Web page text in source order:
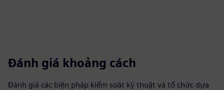
Đánh giá khoảng cách
Đánh giá các biện pháp kiểm soát kỹ thuật và tổ chức dựa